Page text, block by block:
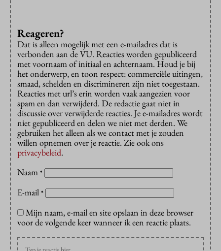
Reageren?
Dat is alleen mogelijk met een e-mailadres dat is
verbonden aan de VU. Reacties worden gepubliceerd
met voornaam of initiaal en achternaam. Houd je bij
het onderwerp, en toon respect: commerciële uitingen,
smaad, schelden en discrimineren zijn niet toegestaan.
Reacties met url’s erin worden vaak aangezien voor
spam en dan verwijderd. De redactie gaat niet in
discussie over verwijderde reacties. Je e-mailadres wordt
niet gepubliceerd en delen we niet met derden. We
gebruiken het alleen als we contact met je zouden
willen opnemen over je reactie. Zie ook ons
privacybeleid.
Naam *
E-mail *
Mijn naam, e-mail en site opslaan in deze browser
voor de volgende keer wanneer ik een reactie plaats.